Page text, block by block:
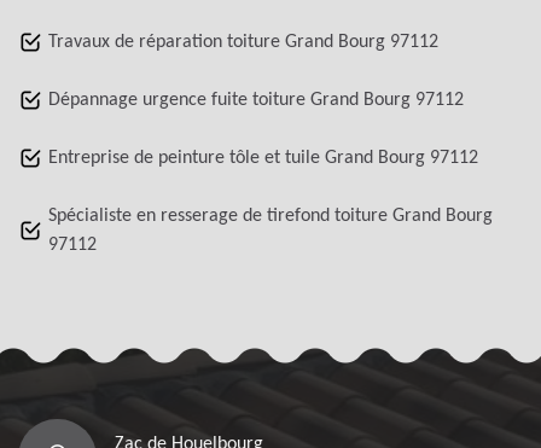
Travaux de réparation toiture Grand Bourg 97112
Dépannage urgence fuite toiture Grand Bourg 97112
Entreprise de peinture tôle et tuile Grand Bourg 97112
Spécialiste en resserage de tirefond toiture Grand Bourg
97112
Zac de Houelbourg